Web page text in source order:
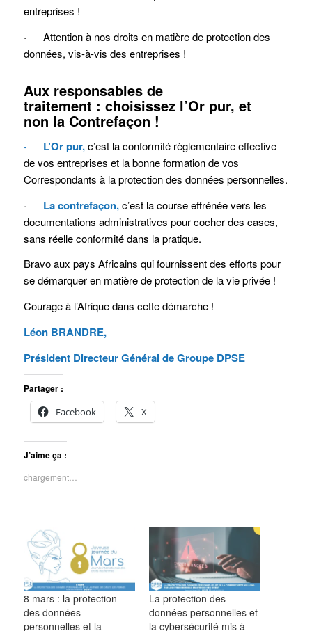
entreprises !
· Attention à nos droits en matière de protection des
données, vis-à-vis des entreprises !
Aux responsables de
traitement : choisissez l’Or pur, et
non la Contrefaçon !
· L’Or pur,c’est la conformité règlementaire effective
de vos entreprises et la bonne formation de vos
Correspondants à la protection des données personnelles.
· La contrefaçon,c’est la course effrénée vers les
documentations administratives pour cocher des cases,
sans réelle conformité dans la pratique.
Bravo aux pays Africains qui fournissent des efforts pour
se démarquer en matière de protection de la vie privée !
Courage à l’Afrique dans cette démarche !
Léon BRANDRE,
Président Directeur Général de Groupe DPSE
Partager :
Facebook
X
J’aime ça :
chargement…
8 mars : la protection
des données
personnelles et la
La protection des
données personnelles et
la cybersécurité mis à